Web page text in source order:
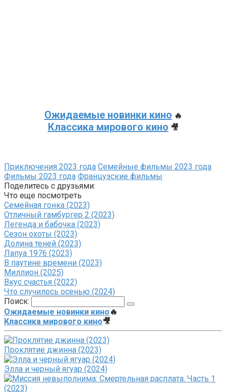
Ожидаемые новинки кино 🔥
Классика мирового кино 🎥
Приключения 2023 года Семейные фильмы 2023 года
Фильмы 2023 года Французские фильмы
Поделитесь с друзьями:
Что еще посмотреть
Семейная гонка (2023)
Отличный гамбургер 2 (2023)
Легенда и бабочка (2023)
Сезон охоты (2023)
Долина теней (2023)
Лапуа 1976 (2023)
В паутине времени (2023)
Миллион (2025)
Вкус счастья (2022)
Что случилось осенью (2024)
Поиск:
Ожидаемые новинки кино 🔥
Классика мирового кино🎥
Проклятие джинна (2023)
Элла и черный ягуар (2024)